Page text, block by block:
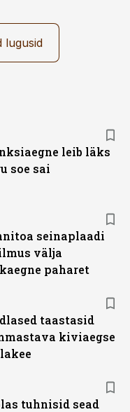
lugusid
leib läks
soe sai
seinaplaadi
välja
paharet
taastasid
kiviaegse
tuhnisid sead